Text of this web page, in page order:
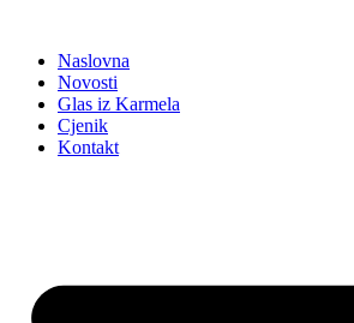
sadržajNaslovna
Novosti
Glas iz Karmela
Cjenik
Kontakt